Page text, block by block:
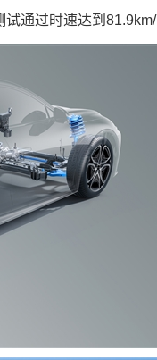
通过时速达到81.9km/